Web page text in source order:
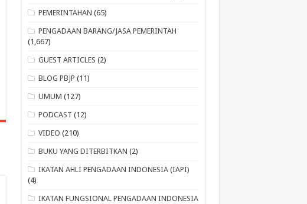
PEMERINTAHAN (65)
PENGADAAN BARANG/JASA PEMERINTAH
(1,667)
GUEST ARTICLES (2)
BLOG PBJP (11)
UMUM (127)
PODCAST (12)
VIDEO (210)
BUKU YANG DITERBITKAN (2)
IKATAN AHLI PENGADAAN INDONESIA (IAPI)
(4)
IKATAN FUNGSIONAL PENGADAAN INDONESIA